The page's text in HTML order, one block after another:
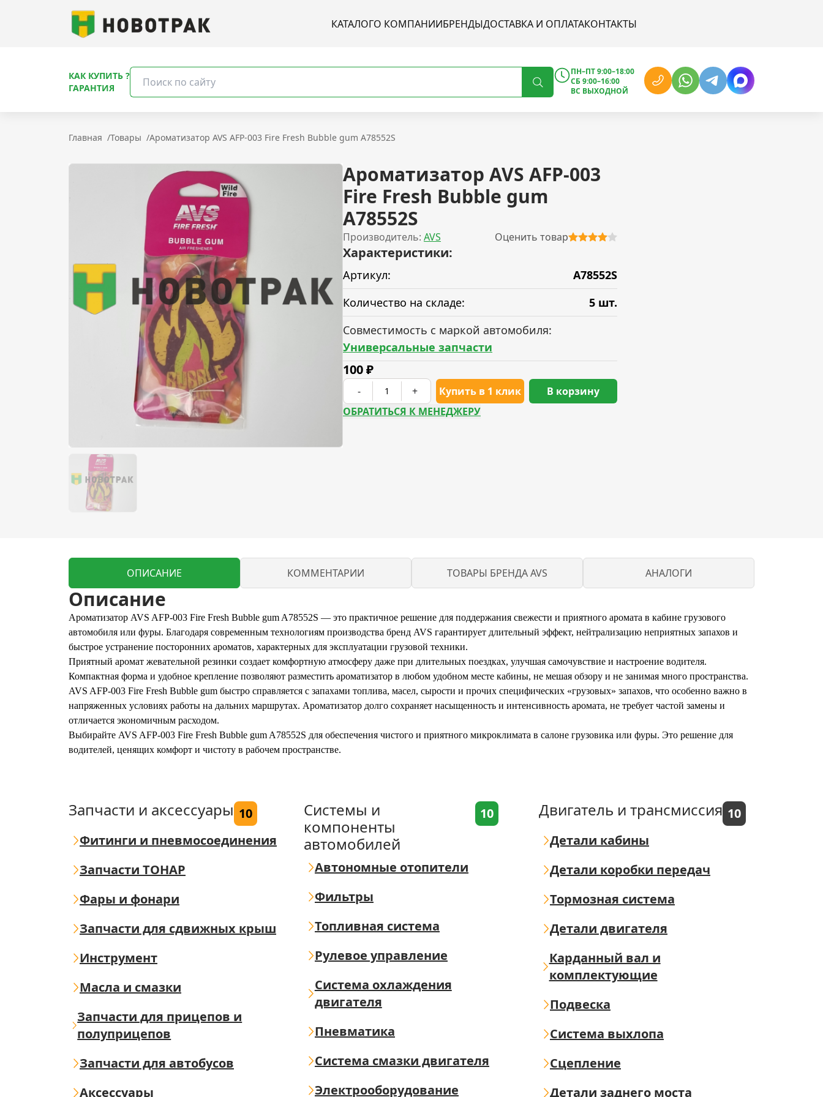
КАТАЛОГО КОМПАНИИБРЕНДЫДОСТАВКА И ОПЛАТАКОНТАКТЫ
КАК КУПИТЬ ?
ГАРАНТИЯ
ПН–ПТ 9:00–18:00
СБ 9:00–16:00
ВС ВЫХОДНОЙ
Главная /Товары /Ароматизатор AVS AFP-003 Fire Fresh Bubble gum A78552S
Ароматизатор AVS AFP-003
Fire Fresh Bubble gum
A78552S
Производитель: AVS Оценить товар
Характеристики:
Артикул:
A78552S
Количество на складе:
5 шт.
Совместимость с маркой автомобиля:
Универсальные запчасти
100₽
- + Купить в 1 клик
В корзину
ОБРАТИТЬСЯ К МЕНЕДЖЕРУ
ОПИСАНИЕ КОММЕНТАРИИ ТОВАРЫ БРЕНДА AVS АНАЛОГИ
Описание
Ароматизатор AVS AFP-003 Fire Fresh Bubble gum A78552S — это практичное решение для поддержания свежести и приятного аромата в кабине грузового
автомобиля или фуры. Благодаря современным технологиям производства бренд AVS гарантирует длительный эффект, нейтрализацию неприятных запахов и
быстрое устранение посторонних ароматов, характерных для эксплуатации грузовой техники.
Приятный аромат жевательной резинки создает комфортную атмосферу даже при длительных поездках, улучшая самочувствие и настроение водителя.
Компактная форма и удобное крепление позволяют разместить ароматизатор в любом удобном месте кабины, не мешая обзору и не занимая много пространства.
AVS AFP-003 Fire Fresh Bubble gum быстро справляется с запахами топлива, масел, сырости и прочих специфических «грузовых» запахов, что особенно важно в
напряженных условиях работы на дальних маршрутах. Ароматизатор долго сохраняет насыщенность и интенсивность аромата, не требует частой замены и
отличается экономичным расходом.
Выбирайте AVS AFP-003 Fire Fresh Bubble gum A78552S для обеспечения чистого и приятного микроклимата в салоне грузовика или фуры. Это решение для
водителей, ценящих комфорт и чистоту в рабочем пространстве.
Запчасти и аксессуары 10
Фитинги и пневмосоединения
Запчасти ТОНАР
Фары и фонари
Запчасти для сдвижных крыш
Инструмент
Масла и смазки
Запчасти для прицепов и
полуприцепов
Запчасти для автобусов
Аксессуары
Системы и
компоненты
автомобилей
10
Автономные отопители
Фильтры
Топливная система
Рулевое управление
Система охлаждения
двигателя
Пневматика
Система смазки двигателя
Электрооборудование
Двигатель и трансмиссия 10
Детали кабины
Детали коробки передач
Тормозная система
Детали двигателя
Карданный вал и
комплектующие
Подвеска
Система выхлопа
Сцепление
Детали заднего моста